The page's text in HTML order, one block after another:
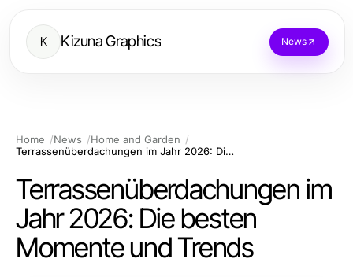
K Kizuna Graphics News
Home News
Home and Garden
Terrassenüberdachungen im Jahr 2026: Die besten Momente und Trends
Terrassenüberdachungen im
Jahr 2026: Die besten
Momente und Trends